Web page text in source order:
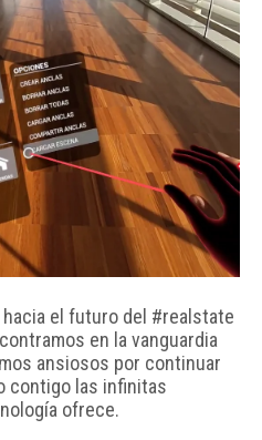
el futuro del #realstate
en la vanguardia
ansiosos por continuar
contigo las infinitas
ofrece.